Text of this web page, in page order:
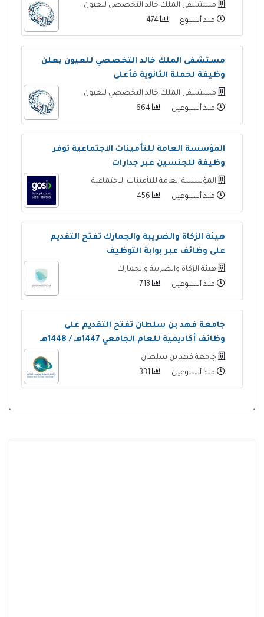
مستشفى الملك خالد التخصصي للعيون
منذ أسبوع
مستشفى الملك خالد التخصصي للعيون يعلن
وظيفة لحملة الثانوية فأعلى
مستشفى الملك خالد التخصصي للعيون
منذ أسبوعين
المؤسسة العامة للتأمينات الاجتماعية توفر
وظيفة للجنسين عبر جدارات
المؤسسة العامة للتأمينات الاجتماعية
منذ أسبوعين
هيئة الزكاة والضريبة والجمارك تفتح التقديم
على وظائف عبر بوابة التوظيف
هيئة الزكاة والضريبة والجمارك
منذ أسبوعين
جامعة فهد بن سلطان تفتح التقديم على
وظائف أكاديمية للعام الجامعي 1447هـ / 1448هـ
جامعة فهد بن سلطان
منذ أسبوعين